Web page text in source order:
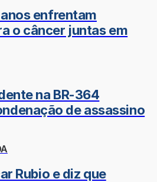
enfrentam
o câncer juntas em
na BR-364
de assassino
Rubio e diz que